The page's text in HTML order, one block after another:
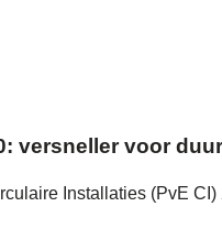
versneller voor
Installaties (PvE CI)